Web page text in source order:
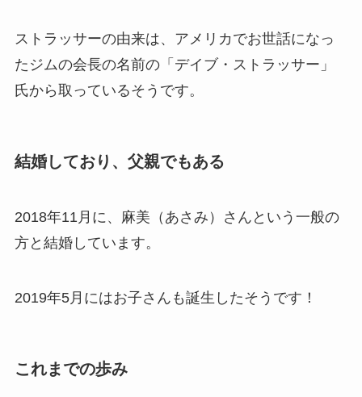
ストラッサーの由来は、アメリカでお世話になっ
たジムの会長の名前の「デイブ・ストラッサー」
氏から取っているそうです。
結婚しており、父親でもある
2018年11月に、麻美（あさみ）さんという一般の
方と結婚しています。
2019年5月にはお子さんも誕生したそうです！
これまでの歩み